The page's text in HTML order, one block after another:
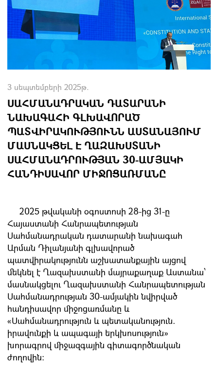
3 սեպտեմբերի 2025թ.
ՍԱՀՄԱՆԱԴՐԱԿԱՆ ԴԱՏԱՐԱՆԻ
ՆԱԽԱԳԱՀԻ ԳԼԽԱՎՈՐԱԾ
ՊԱՏՎԻՐԱԿՈՒԹՅՈՒՆՆ ԱՍՏԱՆԱՅՈՒՄ
ՄԱՍՆԱԿՑԵԼ Է ՂԱԶԱԽՍՏԱՆԻ
ՍԱՀՄԱՆԱԴՐՈՒԹՅԱՆ 30-ԱՄՅԱԿԻ
ՀԱՆԴԻՍԱՎՈՐ ՄԻՋՈՑԱՌՄԱՆԸ
2025 թվականի օգոստոսի 28-ից 31-ը
Հայաստանի Հանրապետության
Սահմանադրական դատարանի նախագահ
Արման Դիլանյանի գլխավորած
պատվիրակությունն աշխատանքային այցով
մեկնել է Ղազախստանի մայրաքաղաք Աստանա՝
մասնակցելու Ղազախստանի Հանրապետության
Սահմանադրության 30-ամյակին նվիրված
հանդիսավոր միջոցառմանը և
«Սահմանադրություն և պետականություն.
իրավունքի և ապագայի երկխոսություն»
խորագրով միջազգային գիտագործնական
ժողովին: